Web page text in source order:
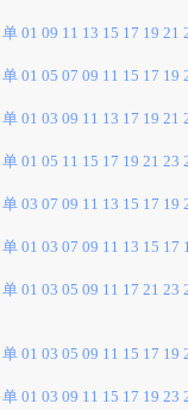
单 01 09 11 13 15 17 19 21
单 01 05 07 09 11 15 17 19
单 01 03 09 11 13 17 19 21
单 01 05 11 15 17 19 21 23
单 03 07 09 11 13 15 17 19
单 01 03 07 09 11 13 15 17
单 01 03 05 09 11 17 21 23
单 01 03 05 09 11 15 17 19
单 01 03 09 11 15 17 19 23